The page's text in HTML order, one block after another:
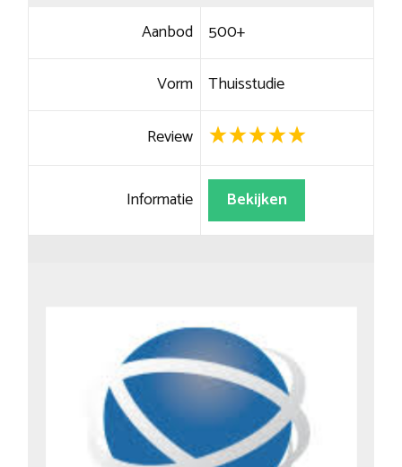
Aanbod 500+
Vorm Thuisstudie
Review
Informatie Bekijken